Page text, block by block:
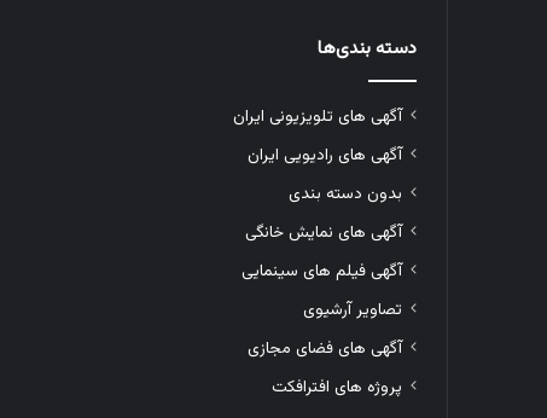
دسته بندی‌ها
آگهی های تلویزیونی ایران
آگهی های رادیویی ایران
بدون دسته بندی
آگهی های نمایش خانگی
آگهی فیلم های سینمایی
تصاویر آرشیوی
آگهی های فضای مجازی
پروژه های افترافکت